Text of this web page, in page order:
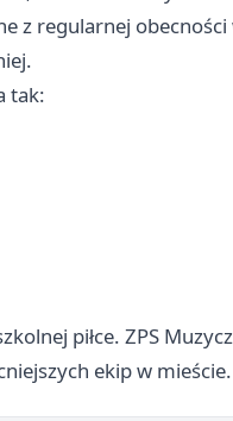
z regularnej
tak:
piłce. ZPS
ekip w mieście.